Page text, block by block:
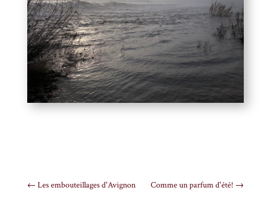
← Les embouteillages d'Avignon Comme un parfum d'été! →